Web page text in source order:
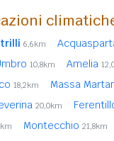
6,6km
10,8km Amelia
18,2km Massa
20,0km
Montecchio 21,8km